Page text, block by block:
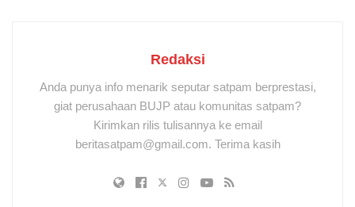
Redaksi
Anda punya info menarik seputar satpam berprestasi,
giat perusahaan BUJP atau komunitas satpam?
Kirimkan rilis tulisannya ke email
beritasatpam@gmail.com. Terima kasih